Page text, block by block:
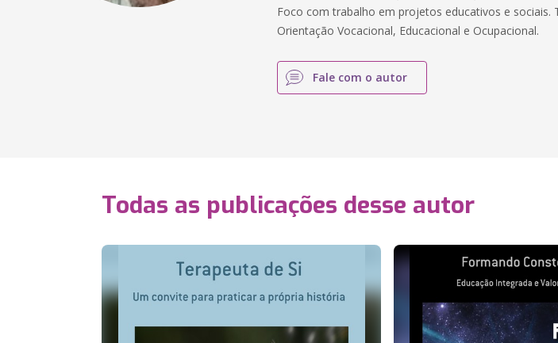
Foco com trabalho em projetos educativos e sociais.
Orientação Vocacional, Educacional e Ocupacional.
Fale com o autor
Todas as publicações desse autor